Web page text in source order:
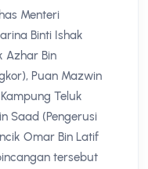
Menteri
Binti Ishak
Azhar Bin
Puan Mazwin
Teluk
Saad (Pengerusi
Omar Bin Latif
tersebut